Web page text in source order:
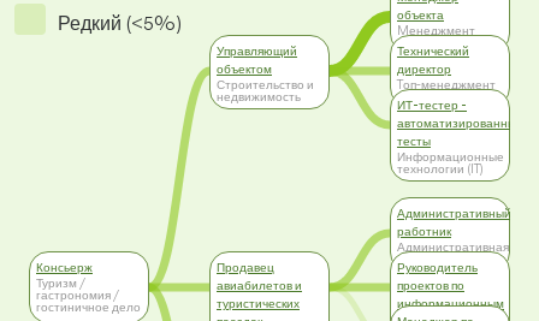
Редкий (<5%)
Консьерж
Туризм /
гастрономия /
гостиничное дело
Управляющий
объектом
Строительство и
недвижимость
Продавец
авиабилетов и
туристических
объекта
Mенеджмент
Технический
директор
Tоп-менеджмент
ИТ-тестер -
автоматизированные
тесты
Информационные
технологии (IT)
Административный
работник
Административная
работа
Руководитель
проектов по
информационным